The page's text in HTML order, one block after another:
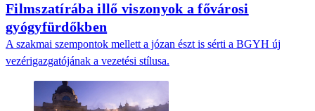
Filmszatírába illő viszonyok a fővárosi
gyógyfürdőkben
A szakmai szempontok mellett a józan észt is sérti a BGYH új
vezérigazgatójának a vezetési stílusa.